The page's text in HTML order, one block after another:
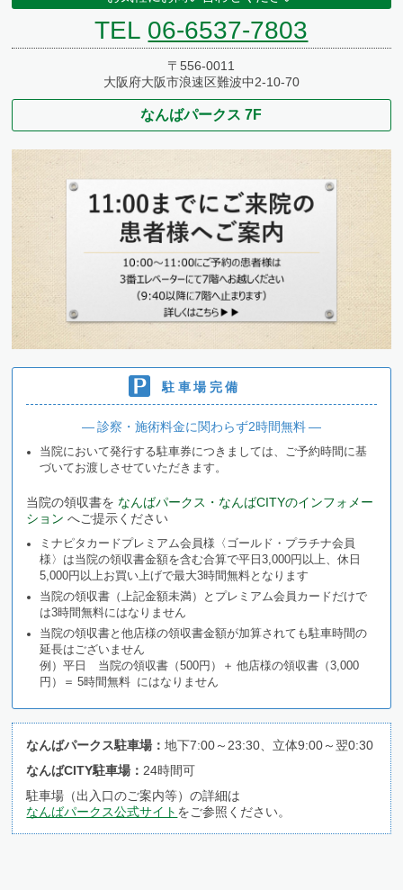
TEL 06-6537-7803
〒556-0011
大阪府大阪市浪速区難波中2-10-70
なんばパークス 7F
駐車場完備
― 診察・施術料金に関わらず2時間無料 ―
当院において発行する駐車券につきましては、ご予約時間に基
づいてお渡しさせていただきます。
当院の領収書を なんばパークス・なんばCITYのインフォメー
ション へご提示ください
ミナピタカードプレミアム会員様〈ゴールド・プラチナ会員
様〉は当院の領収書金額を含む合算で平日3,000円以上、休日
5,000円以上お買い上げで最大3時間無料となります
当院の領収書（上記金額未満）とプレミアム会員カードだけで
は3時間無料にはなりません
当院の領収書と他店様の領収書金額が加算されても駐車時間の
延長はございません
例）平日 当院の領収書（500円）＋ 他店様の領収書（3,000
円）＝ 5時間無料 にはなりません
なんばパークス駐車場：地下7:00～23:30、立体9:00～翌0:30
なんばCITY駐車場： 24時間可
駐車場（出入口のご案内等）の詳細は
なんばパークス公式サイト をご参照ください。